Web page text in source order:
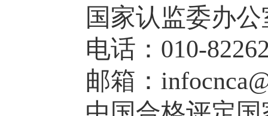
国家认监委办
电话： 010-
邮箱：